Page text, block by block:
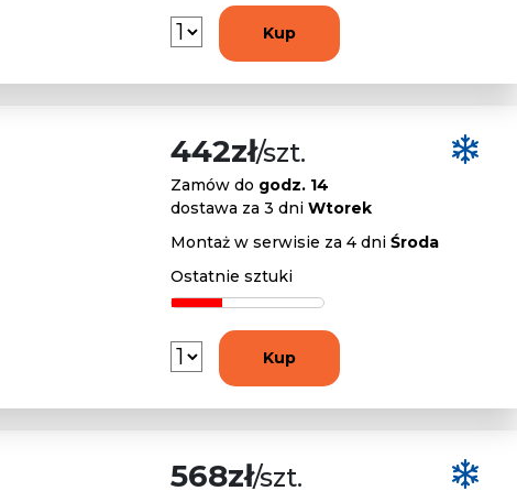
Kup
442zł/szt.
Zamów do godz. 14
dostawa za 3 dni Wtorek
Montaż w serwisie za 4 dni Środa
Ostatnie sztuki
Kup
568zł/szt.